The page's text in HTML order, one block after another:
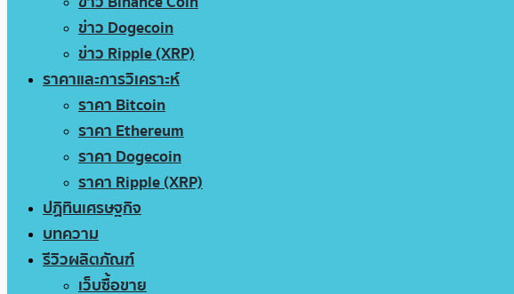
ข่าว Dogecoin
ข่าว Ripple (XRP)
ราคาและการวิเคราะห์
ราคา Bitcoin
ราคา Ethereum
ราคา Dogecoin
ราคา Ripple (XRP)
ปฏิทินเศรษฐกิจ
บทความ
รีวิวผลิตภัณฑ์
เว็บซื้อขาย